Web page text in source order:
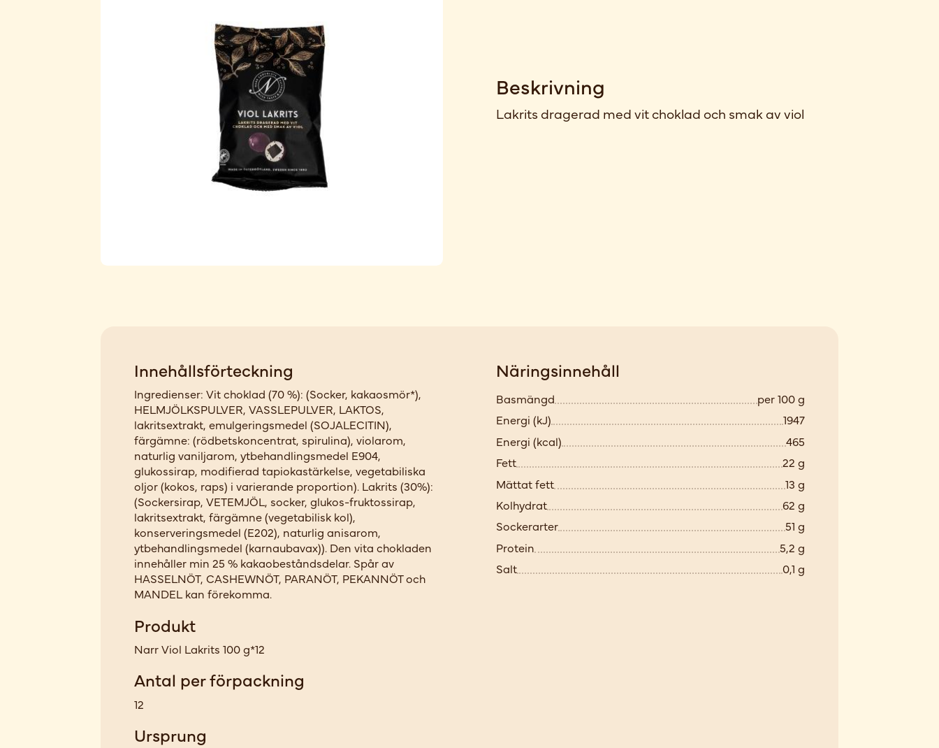
Beskrivning
Lakrits dragerad med vit choklad och smak av viol
Innehållsförteckning
Ingredienser: Vit choklad (70 %): (Socker, kakaosmör*),
HELMJÖLKSPULVER, VASSLEPULVER, LAKTOS,
lakritsextrakt, emulgeringsmedel (SOJALECITIN),
färgämne: (rödbetskoncentrat, spirulina), violarom,
naturlig vaniljarom, ytbehandlingsmedel E904,
glukossirap, modifierad tapiokastärkelse, vegetabiliska
oljor (kokos, raps) i varierande proportion). Lakrits (30%):
(Sockersirap, VETEMJÖL, socker, glukos-fruktossirap,
lakritsextrakt, färgämne (vegetabilisk kol),
konserveringsmedel (E202), naturlig anisarom,
ytbehandlingsmedel (karnaubavax)). Den vita chokladen
innehåller min 25 % kakaobeståndsdelar. Spår av
HASSELNÖT, CASHEWNÖT, PARANÖT, PEKANNÖT och
MANDEL kan förekomma.
Produkt
Narr Viol Lakrits 100 g*12
Antal per förpackning
12
Ursprung
Näringsinnehåll
Basmängd
per 100 g
Energi (kJ)
1947
Energi (kcal)
465
Fett
22 g
Mättat fett
13 g
Kolhydrat
62 g
Sockerarter
51 g
Protein
5,2 g
Salt
0,1 g